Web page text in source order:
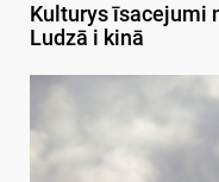
Kulturys īsacejumi
Ludzā i kinā